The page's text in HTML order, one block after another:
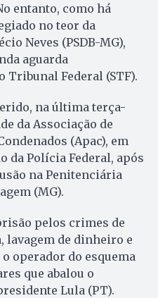
entanto, como há
no teor da
Neves (PSDB-MG),
aguarda
Tribunal Federal (STF).
na última terça-
da Associação de
(Apac), em
da Polícia Federal, após
na Penitenciária
(MG).
pelos crimes de
lavagem de dinheiro e
operador do esquema
que abalou o
Lula (PT).